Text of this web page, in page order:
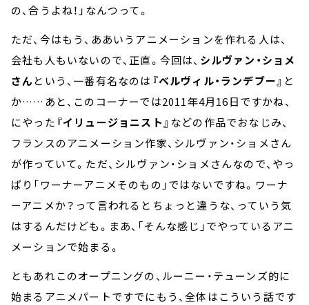
の、合うよね！」なんつって。
ただ、今はもう、ああいうアニメーションを作れる人は、
会社も人もいないので、正直。今回は、 シルヴァン・ショメ
さん という、一番有名なのは 『ベルヴィル・ランデブー』 と
か……あと、このコーナーでは2011年4月16日ですかね、
にやった 『イリュージョニスト』 などの作品でおなじみ、
フランスのアニメーション作家、シルヴァン・ショメさん
が作っていて。ただ、シルヴァン・ショメさんなので、やっ
ぱり「ワーナーアニメそのもの」ではないですね。ワーナ
ーアニメか？って言われるとちょっと違うな、っていう気
はするんだけども。まあ、「そんな感じ」でやっているアニ
メーションで始まる。
ともあれこのオープニングの、ルーニー・テューンズ的に
始まるアニメパートですでにもう、全体はこういう話です